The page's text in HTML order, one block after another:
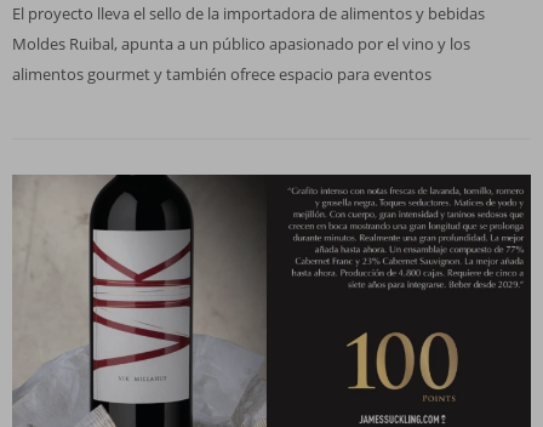
El proyecto lleva el sello de la importadora de alimentos y bebidas
Moldes Ruibal, apunta a un público apasionado por el vino y los
alimentos gourmet y también ofrece espacio para eventos